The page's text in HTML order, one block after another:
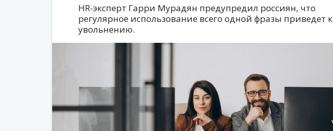
HR-эксперт Гарри Мурадян предупредил россиян, что
регулярное использование всего одной фразы приведет к
увольнению.